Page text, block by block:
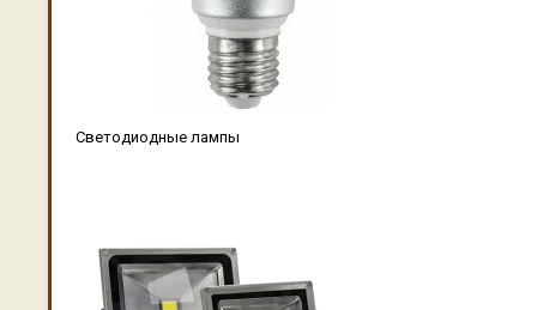
Светодиодные лампы